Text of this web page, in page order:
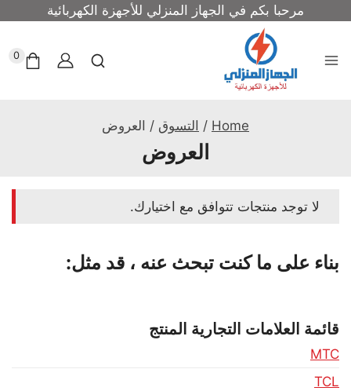
مرحبا بكم في الجهاز المنزلي للأجهزة الكهربائية
0
Home
/ التسوق / العروض
العروض
لا توجد منتجات تتوافق مع اختيارك.
بناء على ما كنت تبحث عنه ، قد مثل:
قائمة العلامات التجارية المنتج
MTC
TCL